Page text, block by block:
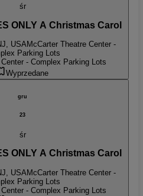
śr
ONLY A Christmas Carol
USAMcCarter Theatre Center -
Parking Lots
- Complex Parking Lots
Wyprzedane
gru
23
śr
ONLY A Christmas Carol
USAMcCarter Theatre Center -
Parking Lots
- Complex Parking Lots